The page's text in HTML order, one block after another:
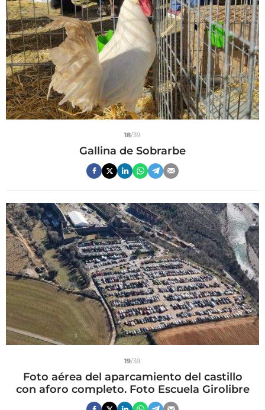
18/39
Gallina de Sobrarbe
19/39
Foto aérea del aparcamiento del castillo
con aforo completo. Foto Escuela Girolibre